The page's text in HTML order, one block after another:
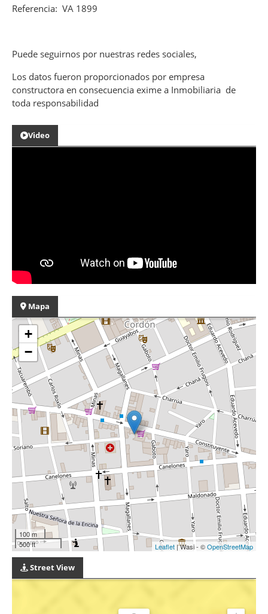
Referencia: VA 1899
Puede seguirnos por nuestras redes sociales,
Los datos fueron proporcionados por empresa
constructora en consecuencia exime a Inmobiliaria de
toda responsabilidad
Video
Mapa
+
−
100 m
500 ft
Leaflet | Wasi - ©OpenStreetMap
Street View